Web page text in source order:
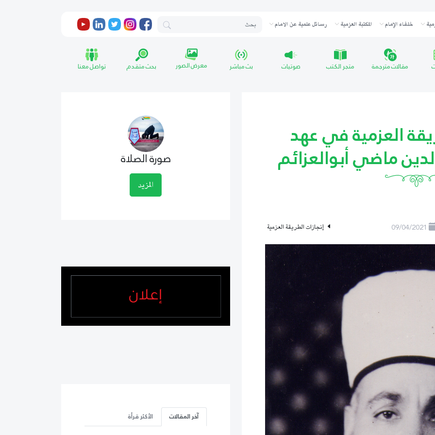
خلفاء الإمام المكتبة العزمية رسائل علمية عن الامام
مقالات مترجمة متجر الكتب صوتيات بث مباشر معرض الصور بحث متقدم تواصل معنا
العزمية في عهد
ماضي أبوالعزائم
09/04/2021 إنجازات الطريقة العزمية
صورة الصلاة
المزيد
آخر المقالات الأكثر قرأة